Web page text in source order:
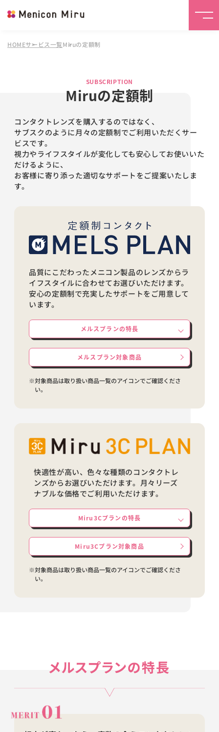
HOMEサービス一覧Miruの定額制
SUBSCRIPTION
Miruの定額制
コンタクトレンズを購入するのではなく、
サブスクのように月々の定額制でご利用いただくサー
ビスです。
視力やライフスタイルが変化しても安心してお使いいた
だけるように、
お客様に寄り添った適切なサポートをご提案いたしま
す。
品質にこだわったメニコン製品のレンズからラ
イフスタイルに合わせてお選びいただけます。
安心の定額制で充実したサポートをご用意して
います。
メルスプランの特長
メルスプラン対象商品
※対象商品は取り扱い商品一覧のアイコンでご確認くださ
い。
快適性が高い、色々な種類のコンタクトレ
ンズからお選びいただけます。月々リーズ
ナブルな価格でご利用いただけます。
Miru3Cプランの特長
Miru3Cプラン対象商品
※対象商品は取り扱い商品一覧のアイコンでご確認くださ
い。